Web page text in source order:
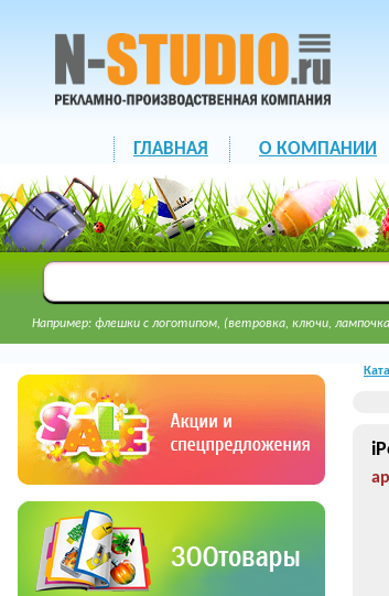
ГЛАВНАЯ О КОМПАНИИ
Например: флешки с логотипом, (ветровка, ключи,